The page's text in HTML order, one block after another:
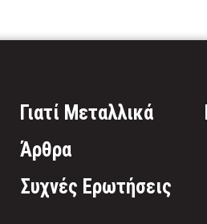
Γιατί Μεταλλικά
Άρθρα
Συχνές Ερωτήσεις